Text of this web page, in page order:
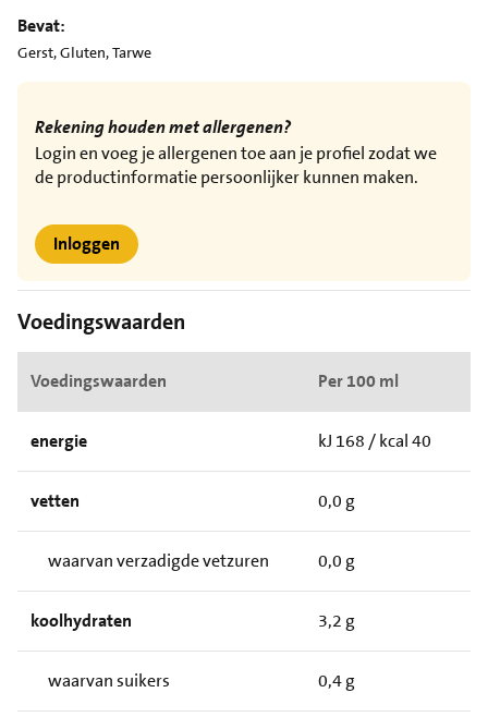
Bevat:
Gerst, Gluten, Tarwe
Rekening houden met allergenen?
Login en voeg je allergenen toe aan je profiel zodat we
de productinformatie persoonlijker kunnen maken.
Inloggen
Voedingswaarden
Voedingswaarden Per 100 ml
energie kJ 168 / kcal 40
vetten 0,0 g
waarvan verzadigde vetzuren 0,0 g
koolhydraten 3,2 g
waarvan suikers 0,4 g